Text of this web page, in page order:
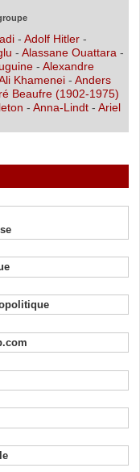
- Adolf Hitler-
- Alassane Ouattara -
- Alexandre
Khamenei- Anders
Beaufre (1902-1975)
- Anna-Lindt- Ariel